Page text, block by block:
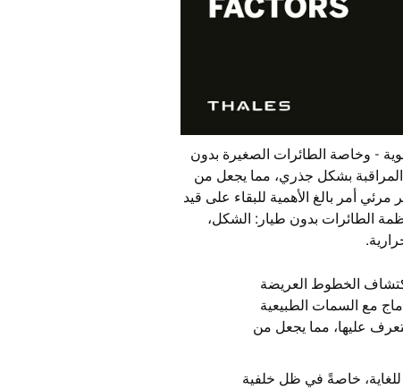
- وخاصة الطائرات الصغيرة بدون
المراقبة بشكل جذري، مما يجعل من
مرئي أمر بالغ الأهمية للبقاء على قيد
الطائرات بدون طيار: الشكل،
الخطوط العريضة
مع السمات الطبيعية
عليها، مما يجعل من
خاصةً في ظل خلفية